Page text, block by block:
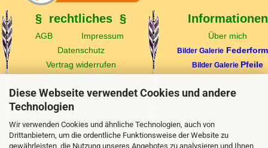
Diese Webseite verwendet Cookies und andere
Technologien
Wir verwenden Cookies und ähnliche Technologien, auch von
Drittanbietern, um die ordentliche Funktionsweise der Website zu
gewährleisten, die Nutzung unseres Angebotes zu analysieren und Ihnen
§ rechtliches § Informationen
AGB Impressum
Über mich
Datenschutz
Bilder Galerie
Vertrag widerrufen
Bilder Galerie Pfeile
Echtheit v. Kundenbewertungen
Federfarben
Produktsicherheitsverordnung
Bildquellennachweise
Lacke/Lasuren für
Zahlungsbedingungen
Spinewerttabellen